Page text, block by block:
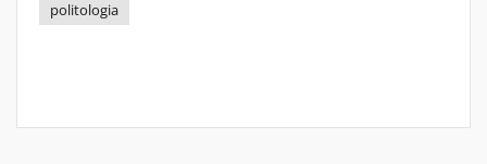
politologia